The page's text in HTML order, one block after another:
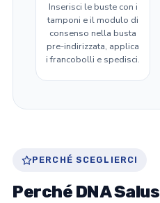
Inserisci le buste con i
tamponi e il modulo di
consenso nella busta
pre-indirizzata, applica
i francobolli e spedisci.
PERCHÉ SCEGLIERCI
Perché DNA Salus